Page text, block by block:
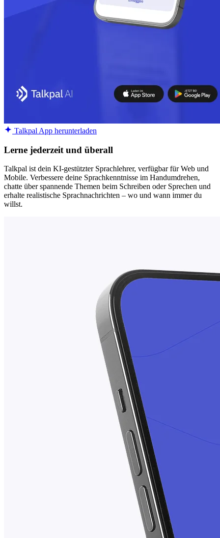
Talkpal App herunterladen
Lerne jederzeit und überall
Talkpal ist dein KI-gestützter Sprachlehrer, verfügbar für Web und
Mobile. Verbessere deine Sprachkenntnisse im Handumdrehen,
chatte über spannende Themen beim Schreiben oder Sprechen und
erhalte realistische Sprachnachrichten – wo und wann immer du
willst.